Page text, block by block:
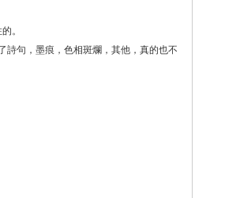
。
詩句，墨痕，色相斑爛，其他，真的也不